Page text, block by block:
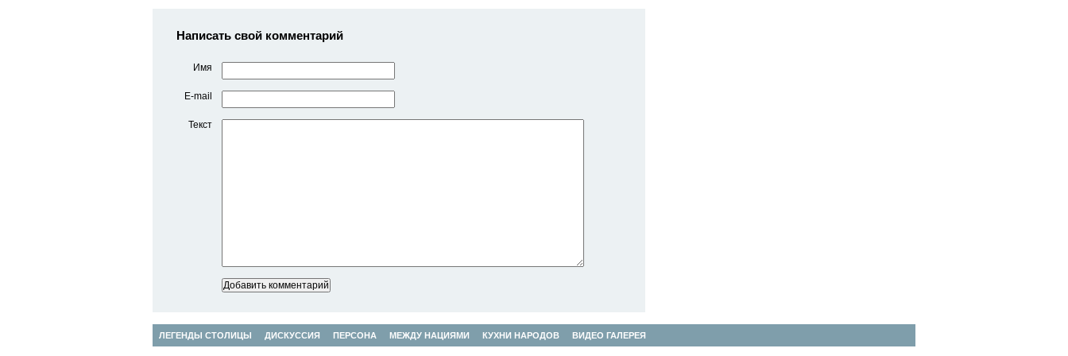
Написать свой комментарий
Имя
E-mail
Текст
ЛЕГЕНДЫ СТОЛИЦЫ ДИСКУССИЯ ПЕРСОНА МЕЖДУ НАЦИЯМИ КУХНИ НАРОДОВ ВИДЕО ГАЛЕРЕЯ